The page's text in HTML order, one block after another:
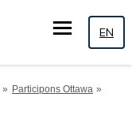
EN
Participons Ottawa